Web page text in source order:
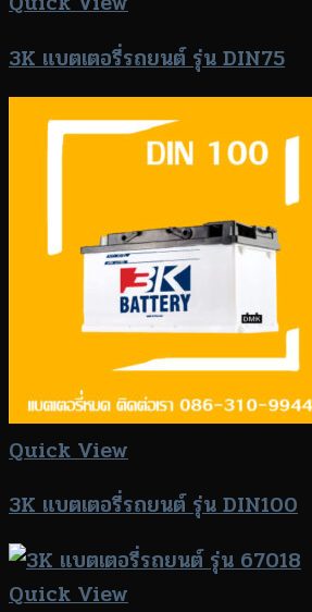
3K แบตเตอรี่รถยนต์ รุ่น DIN75
Quick View
3K แบตเตอรี่รถยนต์ รุ่น DIN100
Quick View